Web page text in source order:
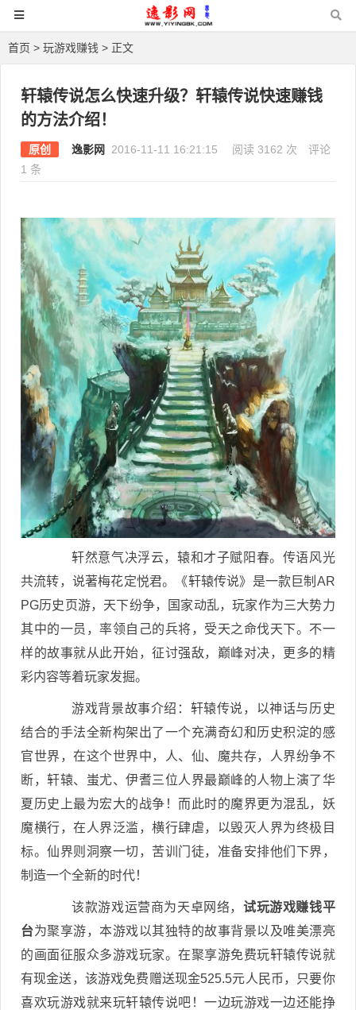
首页 > 玩游戏赚钱 > 正文
轩辕传说怎么快速升级？轩辕传说快速赚钱
的方法介绍！
原创 逸影网 2016-11-11 16:21:15 阅读 3162 次
评论
1 条
轩然意气决浮云，辕和才子赋阳春。传语风光
共流转，说著梅花定悦君。《轩辕传说》是一款巨制AR
PG历史页游，天下纷争，国家动乱，玩家作为三大势力
其中的一员，率领自己的兵将，受天之命伐天下。不一
样的故事就从此开始，征讨强敌，巅峰对决，更多的精
彩内容等着玩家发掘。
游戏背景故事介绍：轩辕传说，以神话与历史
结合的手法全新构架出了一个充满奇幻和历史积淀的感
官世界，在这个世界中，人、仙、魔共存，人界纷争不
断，轩辕、蚩尤、伊耆三位人界最巅峰的人物上演了华
夏历史上最为宏大的战争！而此时的魔界更为混乱，妖
魔横行，在人界泛滥，横行肆虐，以毁灭人界为终极目
标。仙界则洞察一切，苦训门徒，准备安排他们下界，
制造一个全新的时代！
该款游戏运营商为天卓网络， 试玩游戏赚钱平
台为聚享游，本游戏以其独特的故事背景以及唯美漂亮
的画面征服众多游戏玩家。在聚享游免费玩轩辕传说就
有现金送，该游戏免费赠送现金525.5元人民币，只要你
喜欢玩游戏就来玩轩辕传说吧！一边玩游戏一边还能挣